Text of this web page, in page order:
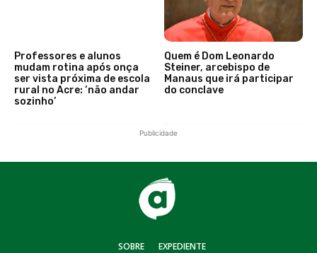
Professores e alunos
mudam rotina após onça
ser vista próxima de escola
rural no Acre: ‘não andar
sozinho’
Quem é Dom Leonardo
Steiner, arcebispo de
Manaus que irá participar
do conclave
Publicidade
SOBRE EXPEDIENTE